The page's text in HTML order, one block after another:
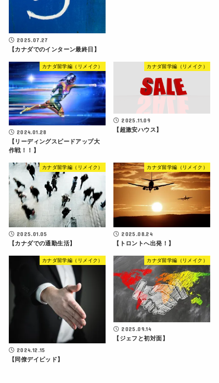
2025.07.27
【カナダでのインターン最終日】
カナダ留学編（リメイク）
2024.01.28
【リーディングスピードアップ大
作戦！！】
カナダ留学編（リメイク）
2025.11.09
【超激安ハウス】
カナダ留学編（リメイク）
2025.01.05
【カナダでの通勤生活】
カナダ留学編（リメイク）
2025.08.24
【トロントへ出発！】
カナダ留学編（リメイク）
2024.12.15
【同僚デイビッド】
カナダ留学編（リメイク）
2025.09.14
【ジェフと初対面】